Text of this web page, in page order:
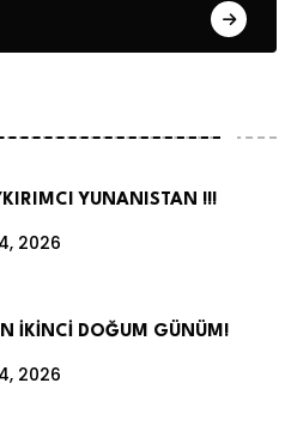
YUNANISTAN !!!
2026
İKİNCİ DOĞUM GÜNÜM!
2026